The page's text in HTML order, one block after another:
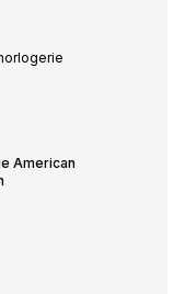
American